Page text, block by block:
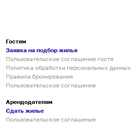
Гостям
Заявка на подбор жилья
Пользовательское соглашение гостя
Политика обработки персональных данных
Правила бронирования
Пользовательское соглашение
Арендодателям
Сдать жилье
Пользовательское соглашение